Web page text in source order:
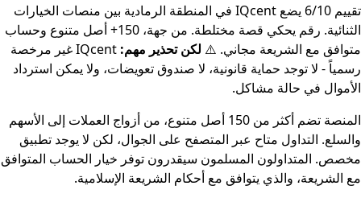
تقييم 6/10 يضع IQcent في المنطقة الرمادية بين منصات الخيارات
الثنائية. رقم يحكي قصة مختلطة. من جهة، 150+ أصل متنوع وحساب
متوافق مع الشريعة مجاني. ⚠️ لكن تحذير مهم:
IQcent غير مرخصة
رسمياً - لا توجد حماية قانونية، لا صندوق تعويضات، ولا يمكن استرداد
الأموال في حالة مشاكل.
المنصة تضم أكثر من 150 أصل متنوع، من أزواج العملات إلى الأسهم
والسلع. التداول متاح عبر المتصفح على الجوال، لكن لا يوجد تطبيق
مخصص. المتداولون المسلمون سيقدرون توفر خيار الحساب المتوافق
مع الشريعة، والذي يتوافق مع أحكام الشريعة الإسلامية.